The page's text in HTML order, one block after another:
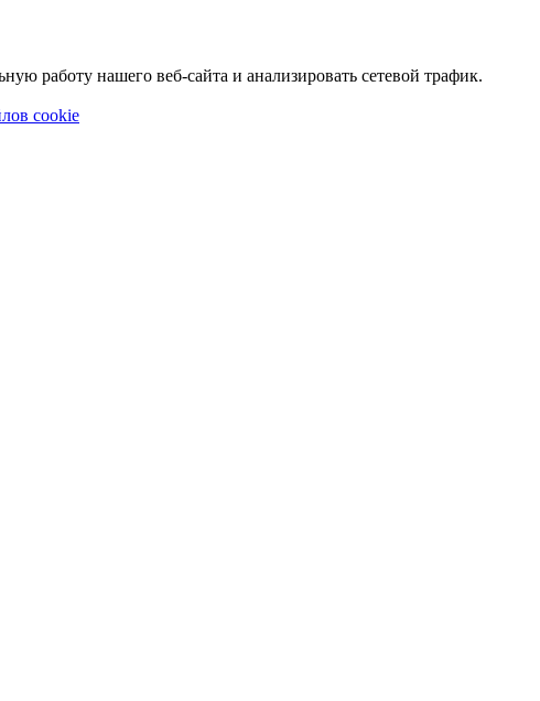
работу нашего веб-сайта и анализировать сетевой трафик.
cookie